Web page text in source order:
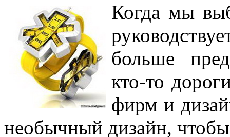
Когда мы
больше
кто-то
фирм и
необычный дизайн, чтобы